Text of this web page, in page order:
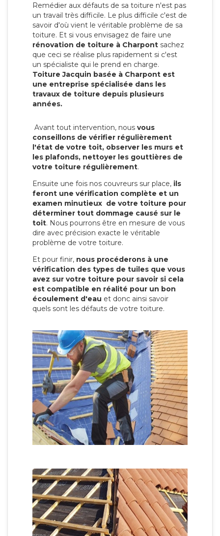
Remédier aux défauts de sa toiture n'est pas
un travail très difficile. Le plus difficile c'est de
savoir d'où vient le véritable problème de sa
toiture. Et si vous envisagez de faire une
rénovation de toiture à Charpont sachez
que ceci se réalise plus rapidement si c'est
un spécialiste qui le prend en charge.
Toiture Jacquin basée à Charpont est
une entreprise spécialisée dans les
travaux de toiture depuis plusieurs
années.
Avant tout intervention, nous vous
conseillons de vérifier régulièrement
l'état de votre toit, observer les murs et
les plafonds, nettoyer les gouttières de
votre toiture régulièrement.
Ensuite une fois nos couvreurs sur place, ils
feront une vérification complète et un
examen minutieux de votre toiture pour
déterminer tout dommage causé sur le
toit. Nous pourrons être en mesure de vous
dire avec précision exacte le véritable
problème de votre toiture.
Et pour finir, nous procéderons à une
vérification des types de tuiles que vous
avez sur votre toiture pour savoir si cela
est compatible en réalité pour un bon
écoulement d'eau et donc ainsi savoir
quels sont les défauts de votre toiture.